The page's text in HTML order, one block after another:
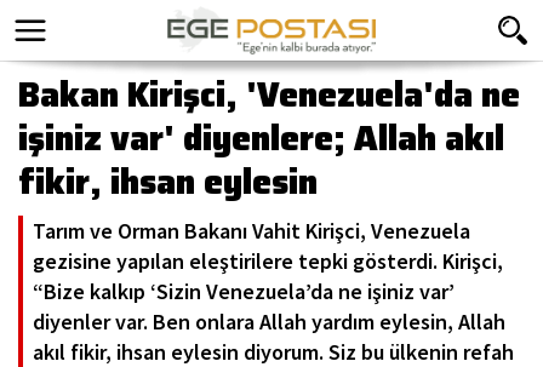
Bakan Kirişci, 'Venezuela'da ne
işiniz var' diyenlere; Allah akıl
fikir, ihsan eylesin
Tarım ve Orman Bakanı Vahit Kirişci, Venezuela
gezisine yapılan eleştirilere tepki gösterdi. Kirişci,
“Bize kalkıp ‘Sizin Venezuela’da ne işiniz var’
diyenler var. Ben onlara Allah yardım eylesin, Allah
akıl fikir, ihsan eylesin diyorum. Siz bu ülkenin refah